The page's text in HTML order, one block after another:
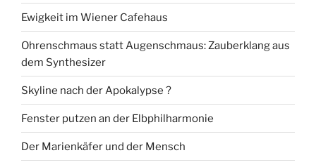
Ewigkeit im Wiener Cafehaus
Ohrenschmaus statt Augenschmaus: Zauberklang aus
dem Synthesizer
Skyline nach der Apokalypse ?
Fenster putzen an der Elbphilharmonie
Der Marienkäfer und der Mensch